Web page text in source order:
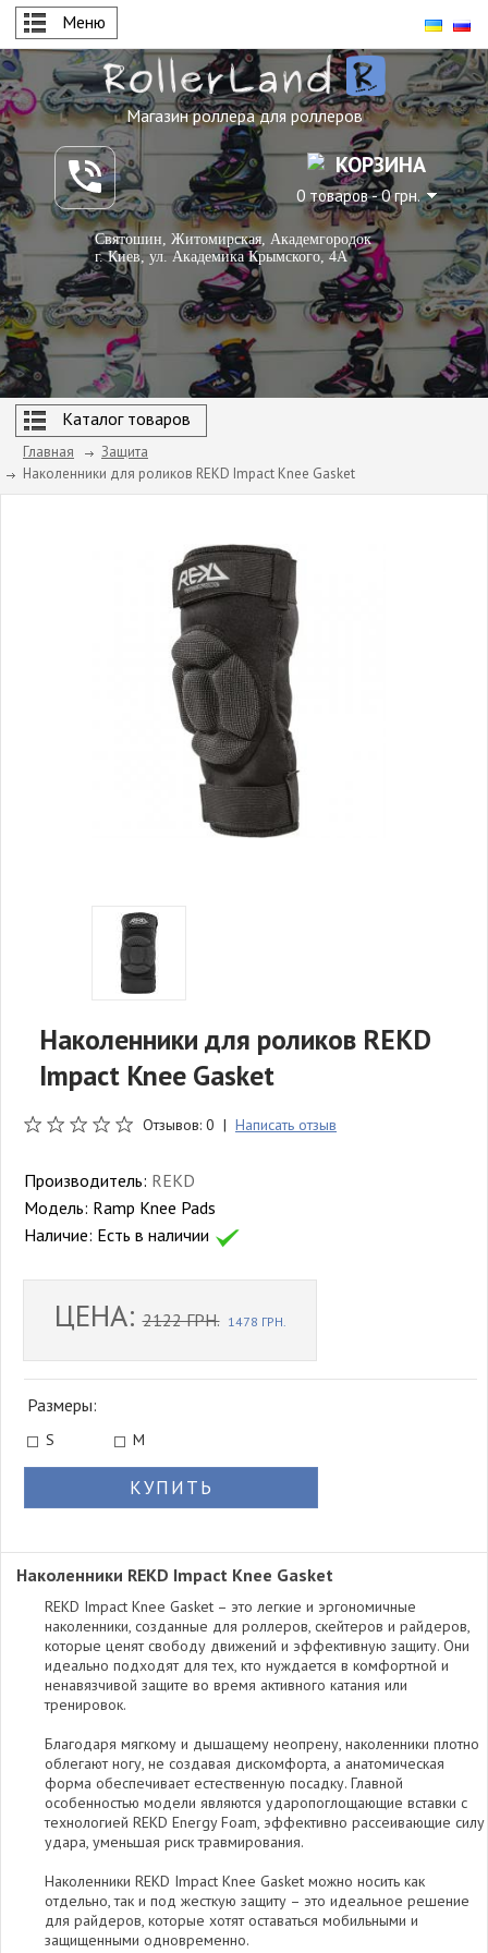
Меню
Магазин роллера для роллеров
КОРЗИНА
0 товаров - 0 грн.
Святошин, Житомирская, Академгородок
г. Киев, ул. Академика Крымского, 4А
Каталог товаров
Главная
Защита
Наколенники для роликов REKD Impact Knee Gasket
Наколенники для роликов REKD
Impact Knee Gasket
Отзывов: 0 | Написать отзыв
Производитель: REKD
Модель: Ramp Knee Pads
Наличие: Есть в наличии
ЦЕНА:2122 ГРН. 1478 ГРН.
Размеры:
S M
КУПИТЬ
Наколенники REKD Impact Knee Gasket
REKD Impact Knee Gasket – это легкие и эргономичные
наколенники, созданные для роллеров, скейтеров и райдеров,
которые ценят свободу движений и эффективную защиту. Они
идеально подходят для тех, кто нуждается в комфортной и
ненавязчивой защите во время активного катания или
тренировок.
Благодаря мягкому и дышащему неопрену, наколенники плотно
облегают ногу, не создавая дискомфорта, а анатомическая
форма обеспечивает естественную посадку. Главной
особенностью модели являются ударопоглощающие вставки с
технологией REKD Energy Foam, эффективно рассеивающие силу
удара, уменьшая риск травмирования.
Наколенники REKD Impact Knee Gasket можно носить как
отдельно, так и под жесткую защиту – это идеальное решение
для райдеров, которые хотят оставаться мобильными и
защищенными одновременно.